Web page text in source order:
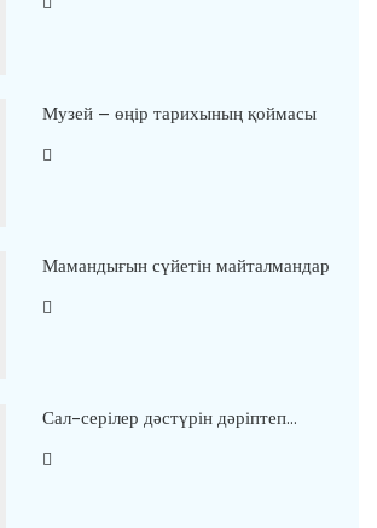
Музей – өңір тарихының қоймасы
Мамандығын сүйетін майталмандар
Сал-серілер дәстүрін дәріптеп…